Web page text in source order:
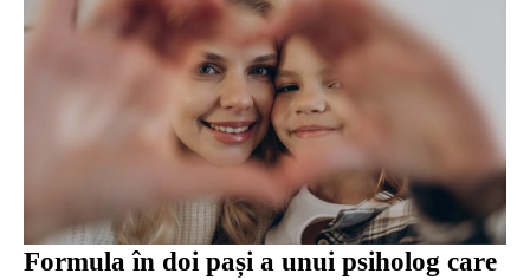
Formula în doi pași a unui psiholog care